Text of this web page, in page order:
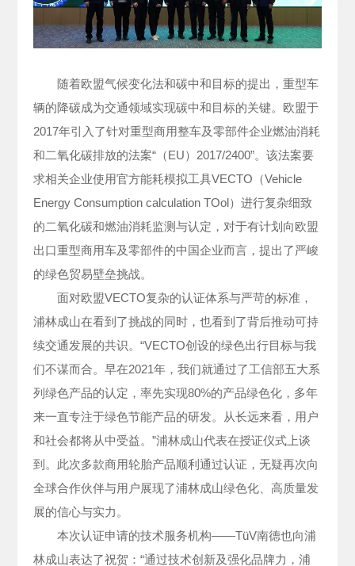
随着欧盟气候变化法和碳中和目标的提出，重型车
辆的降碳成为交通领域实现碳中和目标的关键。欧盟于
2017年引入了针对重型商用整车及零部件企业燃油消耗
和二氧化碳排放的法案“（EU）2017/2400”。该法案要
求相关企业使用官方能耗模拟工具VECTO（Vehicle
Energy Consumption calculation TOol）进行复杂细致
的二氧化碳和燃油消耗监测与认定，对于有计划向欧盟
出口重型商用车及零部件的中国企业而言，提出了严峻
的绿色贸易壁垒挑战。
面对欧盟VECTO复杂的认证体系与严苛的标准，
浦林成山在看到了挑战的同时，也看到了背后推动可持
续交通发展的共识。“VECTO创设的绿色出行目标与我
们不谋而合。早在2021年，我们就通过了工信部五大系
列绿色产品的认定，率先实现80%的产品绿色化，多年
来一直专注于绿色节能产品的研发。从长远来看，用户
和社会都将从中受益。”浦林成山代表在授证仪式上谈
到。此次多款商用轮胎产品顺利通过认证，无疑再次向
全球合作伙伴与用户展现了浦林成山绿色化、高质量发
展的信心与实力。
本次认证申请的技术服务机构——TüV南德也向浦
林成山表达了祝贺：“通过技术创新及强化品牌力，浦